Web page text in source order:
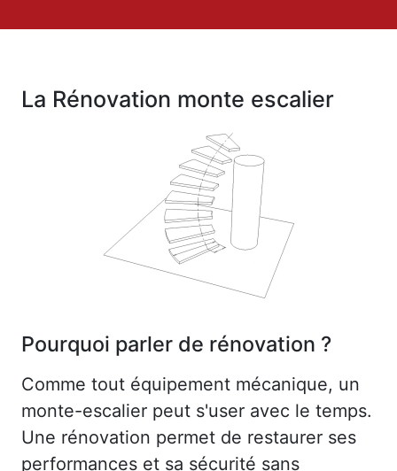
La Rénovation monte escalier
Pourquoi parler de rénovation ?
Comme tout équipement mécanique, un
monte-escalier peut s'user avec le temps.
Une rénovation permet de restaurer ses
performances et sa sécurité sans